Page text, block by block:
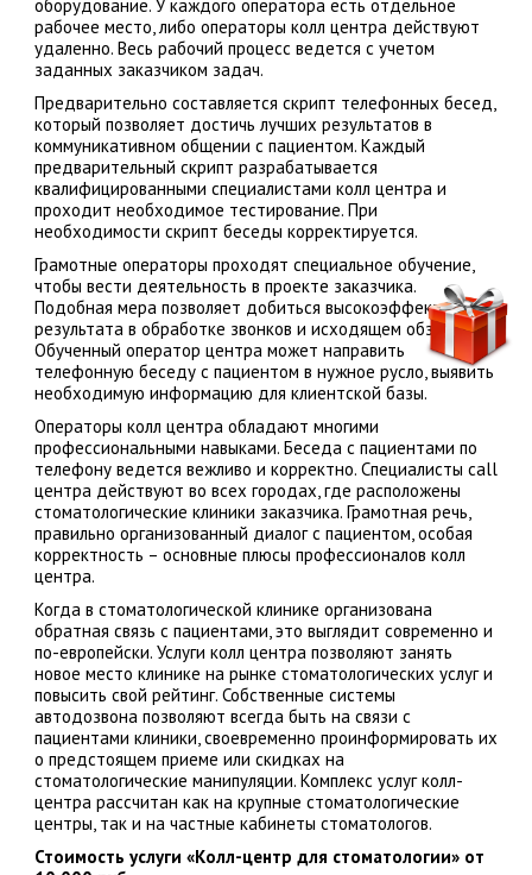
оборудование. У каждого оператора есть отдельное
рабочее место, либо операторы колл центра действуют
удаленно. Весь рабочий процесс ведется с учетом
заданных заказчиком задач.
Предварительно составляется скрипт телефонных бесед,
который позволяет достичь лучших результатов в
коммуникативном общении с пациентом. Каждый
предварительный скрипт разрабатывается
квалифицированными специалистами колл центра и
проходит необходимое тестирование. При
необходимости скрипт беседы корректируется.
Грамотные операторы проходят специальное обучение,
чтобы вести деятельность в проекте заказчика.
Подобная мера позволяет добиться высокоэффективного
результата в обработке звонков и исходящем обзвоне.
Обученный оператор центра может направить
телефонную беседу с пациентом в нужное русло, выявить
необходимую информацию для клиентской базы.
Операторы колл центра обладают многими
профессиональными навыками. Беседа с пациентами по
телефону ведется вежливо и корректно. Специалисты call
центра действуют во всех городах, где расположены
стоматологические клиники заказчика. Грамотная речь,
правильно организованный диалог с пациентом, особая
корректность – основные плюсы профессионалов колл
центра.
Когда в стоматологической клинике организована
обратная связь с пациентами, это выглядит современно и
по-европейски. Услуги колл центра позволяют занять
новое место клинике на рынке стоматологических услуг и
повысить свой рейтинг. Собственные системы
автодозвона позволяют всегда быть на связи с
пациентами клиники, своевременно проинформировать их
о предстоящем приеме или скидках на
стоматологические манипуляции. Комплекс услуг колл-
центра рассчитан как на крупные стоматологические
центры, так и на частные кабинеты стоматологов.
Стоимость услуги «Колл-центр для стоматологии» от